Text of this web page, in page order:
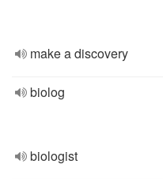
make a discovery
biolog
biologist